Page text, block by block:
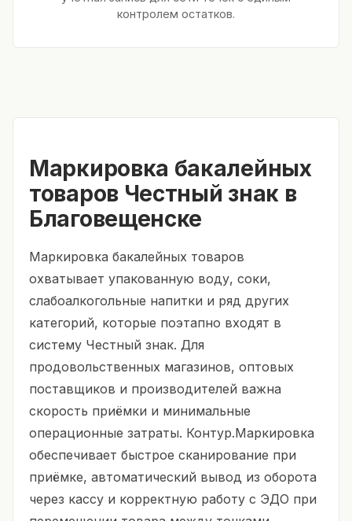
контролем остатков.
Маркировка бакалейных
товаров Честный знак в
Благовещенске
Маркировка бакалейных товаров
охватывает упакованную воду, соки,
слабоалкогольные напитки и ряд других
категорий, которые поэтапно входят в
систему Честный знак. Для
продовольственных магазинов, оптовых
поставщиков и производителей важна
скорость приёмки и минимальные
операционные затраты. Контур.Маркировка
обеспечивает быстрое сканирование при
приёмке, автоматический вывод из оборота
через кассу и корректную работу с ЭДО при